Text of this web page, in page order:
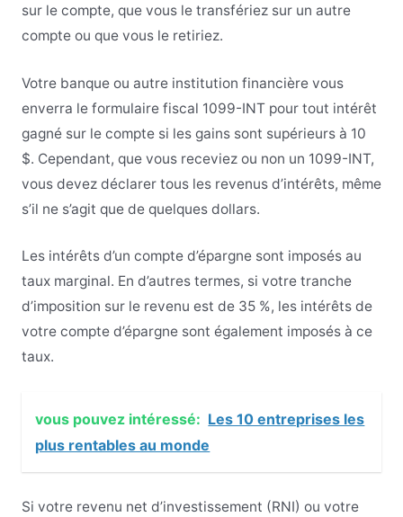
sur le compte, que vous le transfériez sur un autre
compte ou que vous le retiriez.
Votre banque ou autre institution financière vous
enverra le formulaire fiscal 1099-INT pour tout intérêt
gagné sur le compte si les gains sont supérieurs à 10
$. Cependant, que vous receviez ou non un 1099-INT,
vous devez déclarer tous les revenus d’intérêts, même
s’il ne s’agit que de quelques dollars.
Les intérêts d’un compte d’épargne sont imposés au
taux marginal. En d’autres termes, si votre tranche
d’imposition sur le revenu est de 35 %, les intérêts de
votre compte d’épargne sont également imposés à ce
taux.
vous pouvez intéressé: Les 10 entreprises les
plus rentables au monde
Si votre revenu net d’investissement (RNI) ou votre